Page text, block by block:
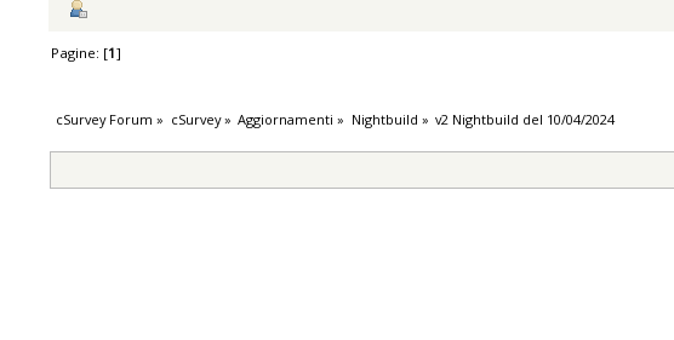
Pagine: [1]
cSurvey Forum » cSurvey» Aggiornamenti » Nightbuild » v2 Nightbuild del 10/04/2024